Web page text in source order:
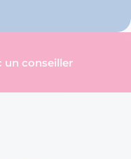
un conseiller